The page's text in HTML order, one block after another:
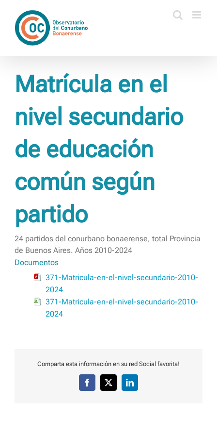
contenido
Matrícula en el
nivel secundario
de educación
común según
partido
24 partidos del conurbano bonaerense, total Provincia
de Buenos Aires. Años 2010-2024
Documentos
371-Matricula-en-el-nivel-secundario-2010-
2024
371-Matricula-en-el-nivel-secundario-2010-
2024
Comparta esta información en su red Social favorita!
Facebook
X LinkedIn